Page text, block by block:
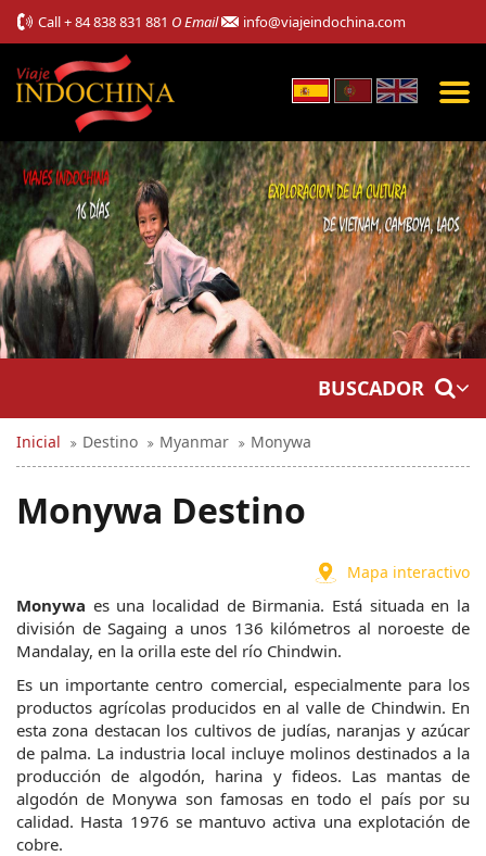
Call+ 84 838 831 881 O Email info@viajeindochina.com
BUSCADOR
Inicial Destino Myanmar Monywa
Monywa Destino
Mapa interactivo
Monywa es una localidad de Birmania. Está situada en la
división de Sagaing a unos 136 kilómetros al noroeste de
Mandalay, en la orilla este del río Chindwin.
Es un importante centro comercial, especialmente para los
productos agrícolas producidos en al valle de Chindwin. En
esta zona destacan los cultivos de judías, naranjas y azúcar
de palma. La industria local incluye molinos destinados a la
producción de algodón, harina y fideos. Las mantas de
algodón de Monywa son famosas en todo el país por su
calidad. Hasta 1976 se mantuvo activa una explotación de
cobre.